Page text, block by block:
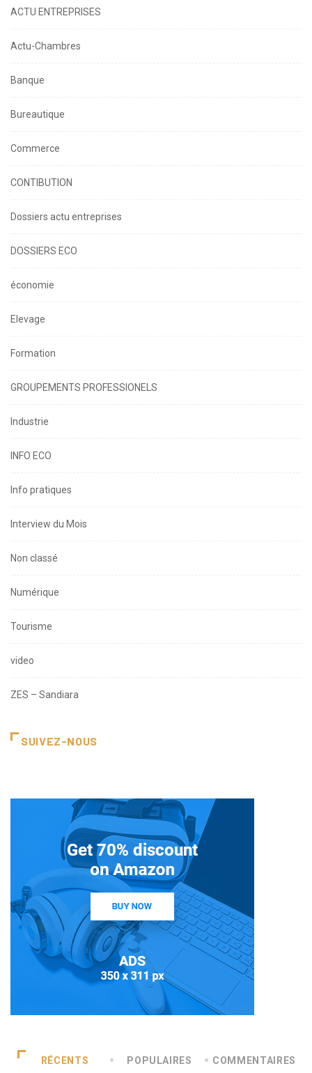
ACTU ENTREPRISES
Actu-Chambres
Banque
Bureautique
Commerce
CONTIBUTION
Dossiers actu entreprises
DOSSIERS ECO
économie
Elevage
Formation
GROUPEMENTS PROFESSIONELS
Industrie
INFO ECO
Info pratiques
Interview du Mois
Non classé
Numérique
Tourisme
video
ZES – Sandiara
SUIVEZ-NOUS
RÉCENTS POPULAIRES COMMENTAIRES